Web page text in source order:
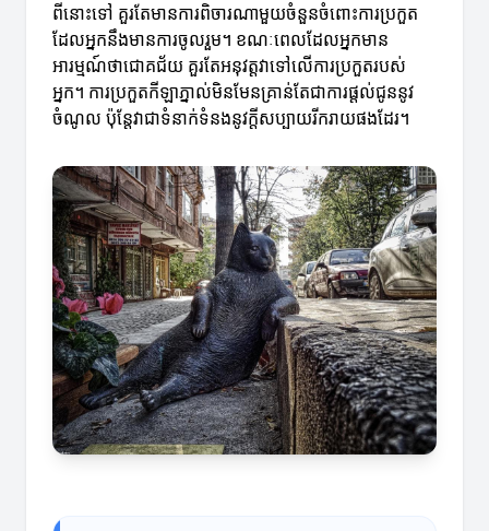
ពីនោះទៅ គួរតែមានការពិចារណាមួយចំនួនចំពោះការប្រកួត
ដែលអ្នកនឹងមានការចូលរួម។ ខណៈពេលដែលអ្នកមាន
អារម្មណ៍ថាជោគជ័យ គួរតែអនុវត្តវាទៅលើការប្រកួតរបស់
អ្នក។ ការប្រកួតកីឡាភ្នាល់មិនមែនគ្រាន់តែជាការផ្តល់ជូននូវ
ចំណូល ប៉ុន្តែវាជាទំនាក់ទំនងនូវក្តីសប្បាយរីករាយផងដែរ។